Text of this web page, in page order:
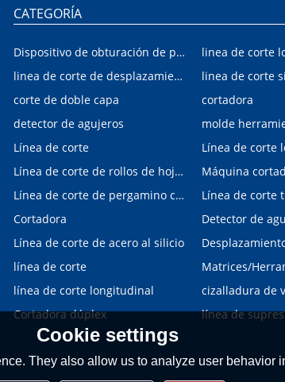
CATEGORÍA
Dispositivo de obturación de placa interior/exterior de automóvil
linea de corte
linea de corte de desplazamiento de hojalata y aluminio
linea de corte
corte de doble capa
cortadora
detector de agujeros
molde
Línea de corte
Línea de corte
Línea de corte de rollos de hojalata y aluminio
Máquina
Línea de corte de pergamino con control digital
Cortadora
Línea de corte de acero al silicio
línea de corte
línea de corte longitudinal
Cortadora dúplex
línea de
Cookie settings
They also allow us to analyze user behavior